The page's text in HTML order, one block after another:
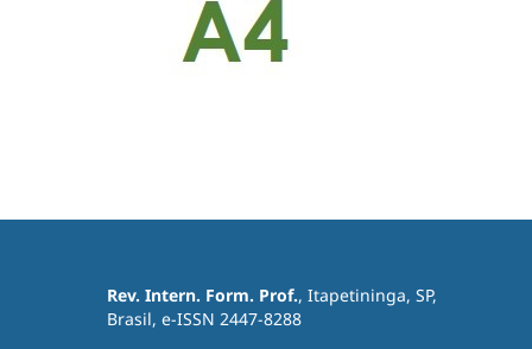
Rev. Intern. Form. Prof., Itapetininga, SP,
Brasil, e-ISSN 2447-8288